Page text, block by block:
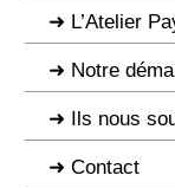
L’Atelier
Notre
Ils nous
Contact